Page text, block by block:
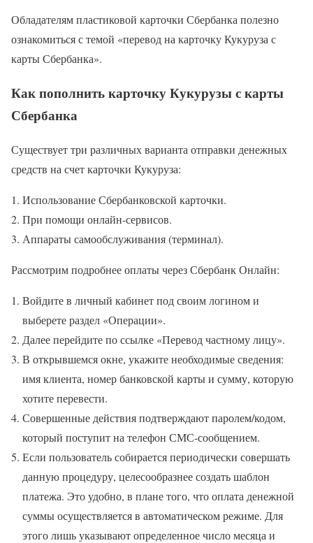
Обладателям пластиковой карточки Сбербанка полезно
ознакомиться с темой «перевод на карточку Кукуруза с
карты Сбербанка».
Как пополнить карточку Кукурузы с карты
Сбербанка
Существует три различных варианта отправки денежных
средств на счет карточки Кукуруза:
Использование Сбербанковской карточки.
При помощи онлайн-сервисов.
Аппараты самообслуживания (терминал).
Рассмотрим подробнее оплаты через Сбербанк Онлайн:
Войдите в личный кабинет под своим логином и
выберете раздел «Операции».
Далее перейдите по ссылке «Перевод частному лицу».
В открывшемся окне, укажите необходимые сведения:
имя клиента, номер банковской карты и сумму, которую
хотите перевести.
Совершенные действия подтверждают паролем/кодом,
который поступит на телефон СМС-сообщением.
Если пользователь собирается периодически совершать
данную процедуру, целесообразнее создать шаблон
платежа. Это удобно, в плане того, что оплата денежной
суммы осуществляется в автоматическом режиме. Для
этого лишь указывают определенное число месяца и